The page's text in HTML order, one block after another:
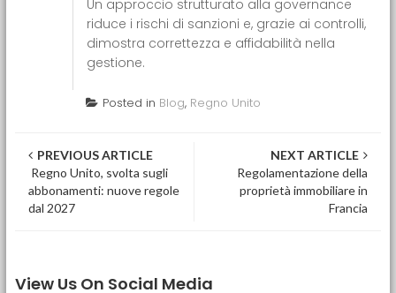
Un approccio strutturato alla governance
riduce i rischi di sanzioni e, grazie ai controlli,
dimostra correttezza e affidabilità nella
gestione.
Posted in Blog, Regno Unito
Post navigation
PREVIOUS ARTICLE
Regno Unito, svolta sugli
abbonamenti: nuove regole
dal 2027
NEXT ARTICLE
Regolamentazione della
proprietà immobiliare in
Francia
View Us On Social Media